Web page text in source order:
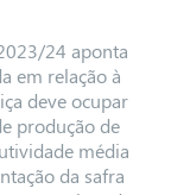
24 aponta
em relação à
deve ocupar
produção de
média
da safra